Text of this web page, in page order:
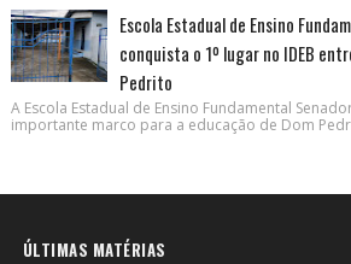
Escola Estadual de Ensino
conquista o 1º lugar no IDEB
Pedrito
A Escola Estadual de Ensino Fundamental
importante marco para a educação de Dom
ÚLTIMAS MATÉRIAS